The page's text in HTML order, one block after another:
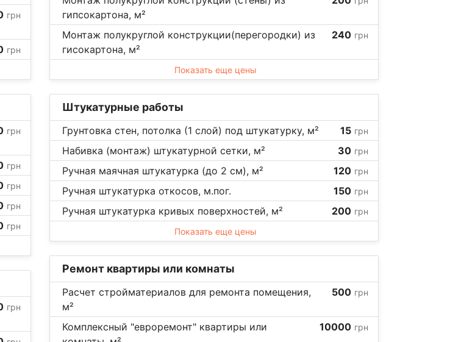
грн
грн
грн
грн
грн
грн
грн
грн
гипсокартона, м²
Монтаж полукруглой конструкции(перегородки) из
гисокартона, м²
240 грн
Показать еще цены
Штукатурные работы
Грунтовка стен, потолка (1 слой) под штукатурку, м² 15 грн
Набивка (монтаж) штукатурной сетки, м² 30 грн
Ручная маячная штукатурка (до 2 см), м² 120 грн
Ручная штукатурка откосов, м.пог. 150 грн
Ручная штукатурка кривых поверхностей, м² 200 грн
Показать еще цены
Ремонт квартиры или комнаты
Расчет стройматериалов для ремонта помещения,
м²
500 грн
Комплексный "евроремонт" квартиры или
10000 грн